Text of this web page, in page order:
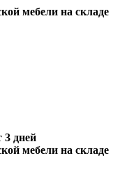
мебели на складе
3 дней
мебели на складе